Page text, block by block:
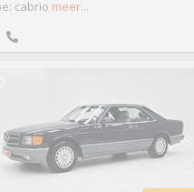
cabrio meer...